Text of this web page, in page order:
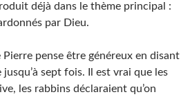
déjà dans le thème principal :
par Dieu.
Pierre pense être généreux en disant
sept fois. Il est vrai que les
les rabbins déclaraient qu’on